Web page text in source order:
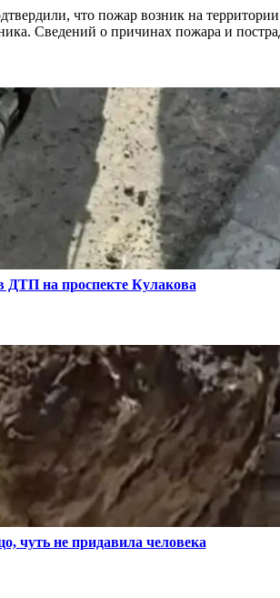
что пожар возник на территории
Сведений о причинах пожара и
ДТП на проспекте Кулакова
чуть не придавила человека